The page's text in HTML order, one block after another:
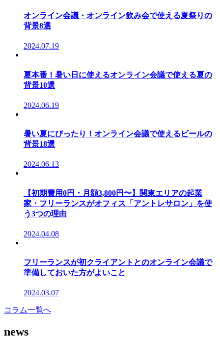
オンライン会議・オンライン飲み会で使える夏祭りの
背景8選
2024.07.19
夏本番！暑い日に使えるオンライン会議で使える夏の
背景10選
2024.06.19
暑い夏にぴったり！オンライン会議で使えるビールの
背景18選
2024.06.13
【初期費用0円・月額3,800円〜】関東エリアの起業
家・フリーランスがオフィス「アントレサロン」を使
う3つの理由
2024.04.08
フリーランスが初クライアントとのオンライン会議で
準備しておいた方がよいこと
2024.03.07
コラム一覧へ
news